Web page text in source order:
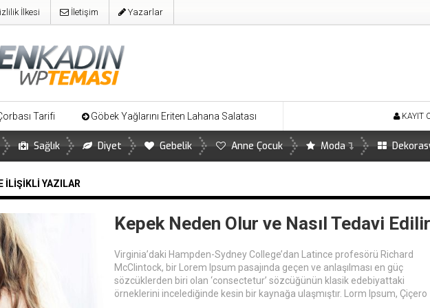
İlkesi İletişim Yazarlar
Göbek Yağlarını Eriten Lahana Salatası Kilo Aldırmayan Harika Ayva Tatlısı KAYIT
Sağlık Diyet Gebelik Anne Çocuk Moda
İLIŞIKLI YAZILAR
Kepek Neden Olur ve Nasıl Tedavi Edilir
Virginia’daki Hampden-Sydney College’dan Latince profesörü Richard
McClintock, bir Lorem Ipsum pasajında geçen ve anlaşılması en güç
sözcüklerden biri olan ‘consectetur’ sözcüğünün klasik edebiyattaki
örneklerini incelediğinde kesin bir kaynağa ulaşmıştır. Lorm Ipsum, Çiçero